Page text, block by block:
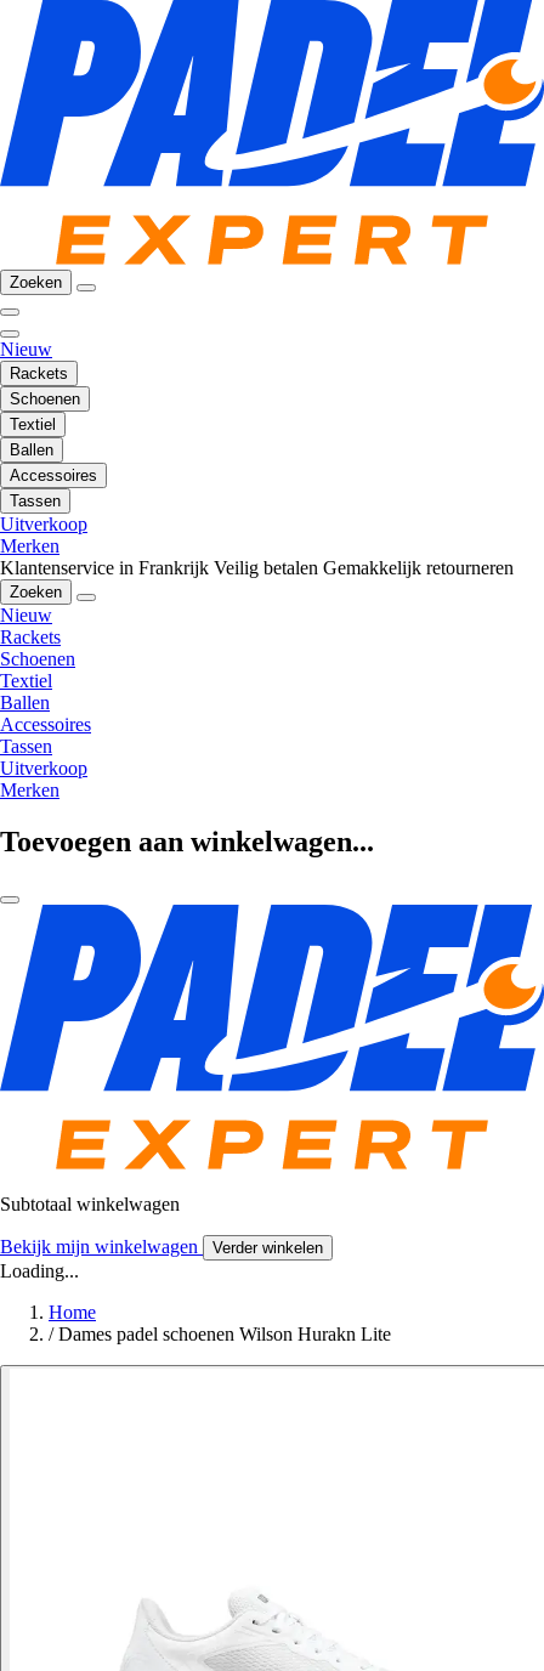
Zoeken
Nieuw
Rackets
Schoenen
Textiel
Ballen
Accessoires
Tassen
Uitverkoop
Merken
Klantenservice in Frankrijk Veilig betalen Gemakkelijk retourneren
Zoeken
Nieuw
Rackets
Schoenen
Textiel
Ballen
Accessoires
Tassen
Uitverkoop
Merken
Toevoegen aan winkelwagen...
Subtotaal winkelwagen
Bekijk mijn winkelwagen Verder winkelen
Loading...
Home
/ Dames padel schoenen Wilson Hurakn Lite